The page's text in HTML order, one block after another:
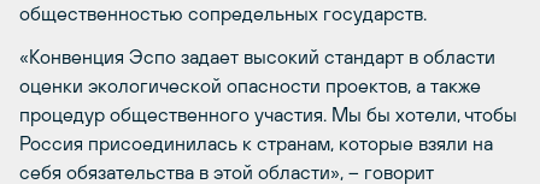
общественностью сопредельных государств.
«Конвенция Эспо задает высокий стандарт в области
оценки экологической опасности проектов, а также
процедур общественного участия. Мы бы хотели, чтобы
Россия присоединилась к странам, которые взяли на
себя обязательства в этой области», – говорит